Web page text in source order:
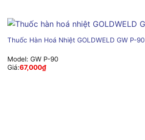
Thuốc Hàn Hoá Nhiệt GOLDWELD GW P-90
Model: GW P-90
Giá:67,000₫